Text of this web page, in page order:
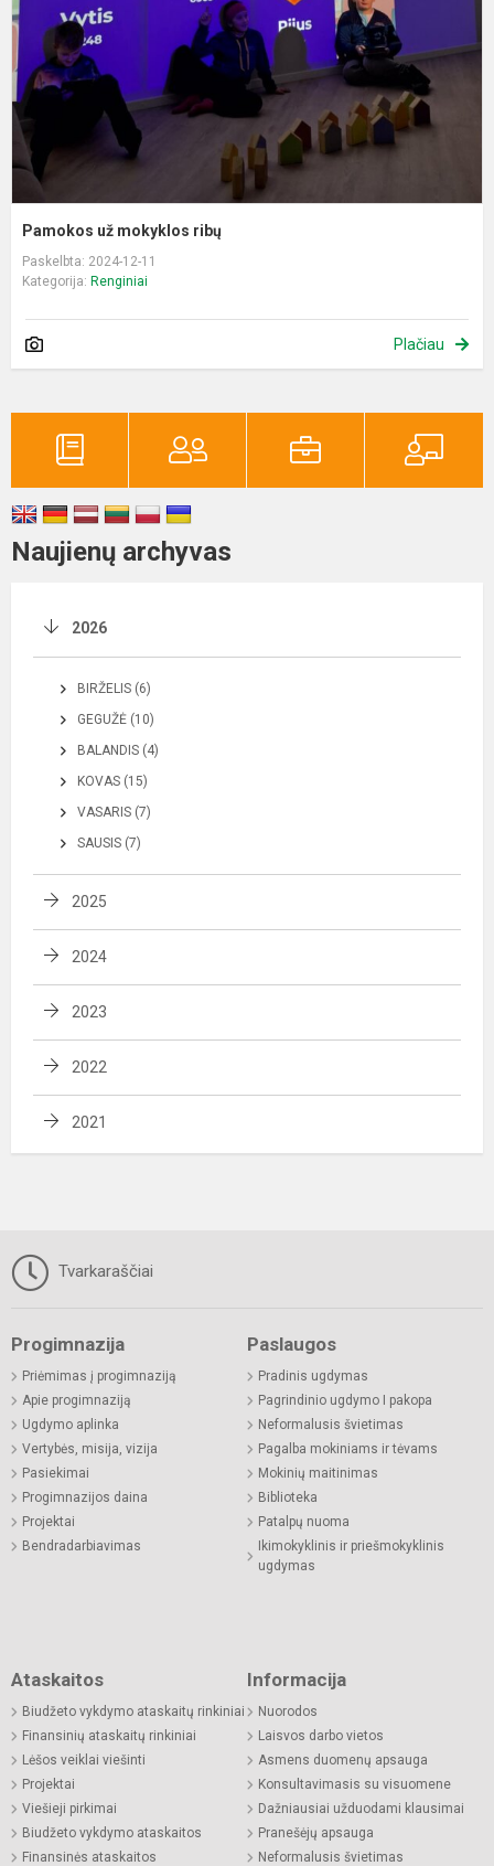
Pamokos už mokyklos ribų
Paskelbta: 2024-12-11
Kategorija: Renginiai
Plačiau
Naujienų archyvas
2026
BIRŽELIS (6)
GEGUŽĖ (10)
BALANDIS (4)
KOVAS (15)
VASARIS (7)
SAUSIS (7)
2025
2024
2023
2022
2021
Tvarkaraščiai
Progimnazija
Priėmimas į progimnaziją
Apie progimnaziją
Ugdymo aplinka
Vertybės, misija, vizija
Pasiekimai
Progimnazijos daina
Projektai
Bendradarbiavimas
Paslaugos
Pradinis ugdymas
Pagrindinio ugdymo I pakopa
Neformalusis švietimas
Pagalba mokiniams ir tėvams
Mokinių maitinimas
Biblioteka
Patalpų nuoma
Ikimokyklinis ir priešmokyklinis
ugdymas
Ataskaitos
Biudžeto vykdymo ataskaitų rinkiniai
Finansinių ataskaitų rinkiniai
Lėšos veiklai viešinti
Projektai
Viešieji pirkimai
Biudžeto vykdymo ataskaitos
Finansinės ataskaitos
Informacija
Nuorodos
Laisvos darbo vietos
Asmens duomenų apsauga
Konsultavimasis su visuomene
Dažniausiai užduodami klausimai
Pranešėjų apsauga
Neformalusis švietimas